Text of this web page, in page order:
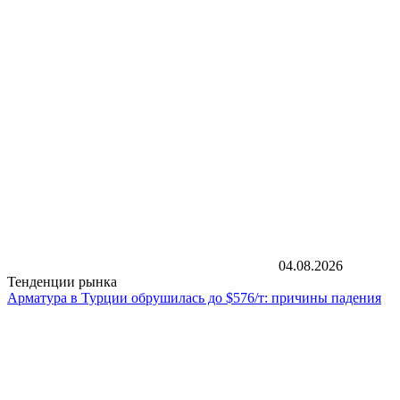
04.08.2026
Тенденции рынка
Арматура в Турции обрушилась до $576/т: причины падения